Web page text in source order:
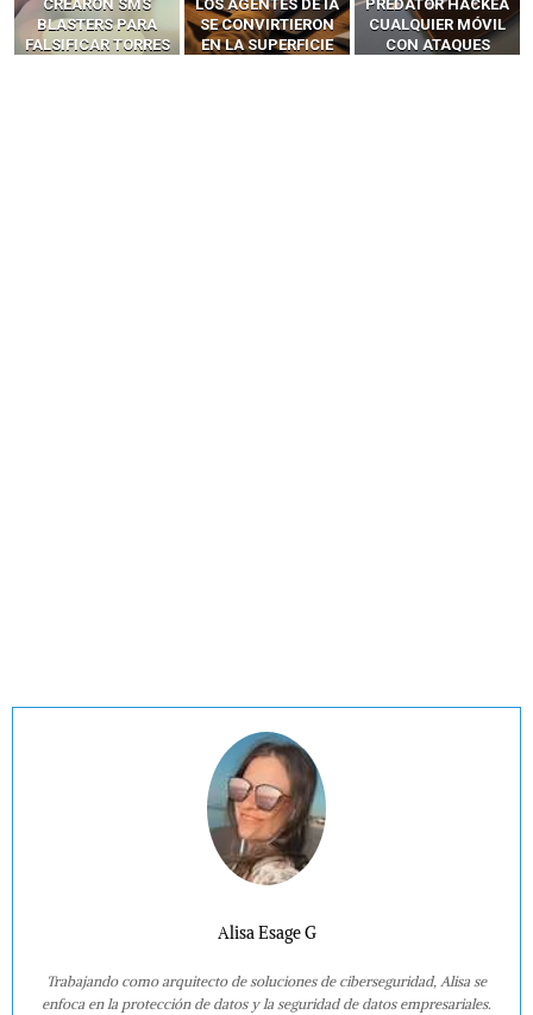
LOS AGENTES DE IA
SE CONVIRTIERON
EN LA SUPERFICIE
PREDATOR HACKEA
CUALQUIER MÓVIL
CON ATAQUES
Y LLAMADAS
MÓVILES SIN
‘HACKEAR’ — EL
Alisa Esage G
Trabajando como arquitecto de soluciones de ciberseguridad, Alisa se
enfoca en la protección de datos y la seguridad de datos empresariales.